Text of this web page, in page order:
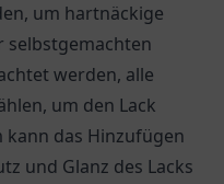
um hartnäckige
selbstgemachten
werden, alle
um den Lack
kann das Hinzufügen
und Glanz des Lacks